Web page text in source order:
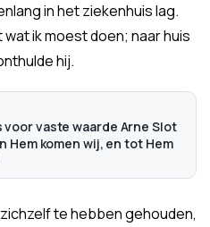
in het ziekenhuis lag.
wat ik moest doen; naar huis
hij.
voor vaste waarde Arne Slot
Hem komen wij, en tot Hem
te hebben gehouden,